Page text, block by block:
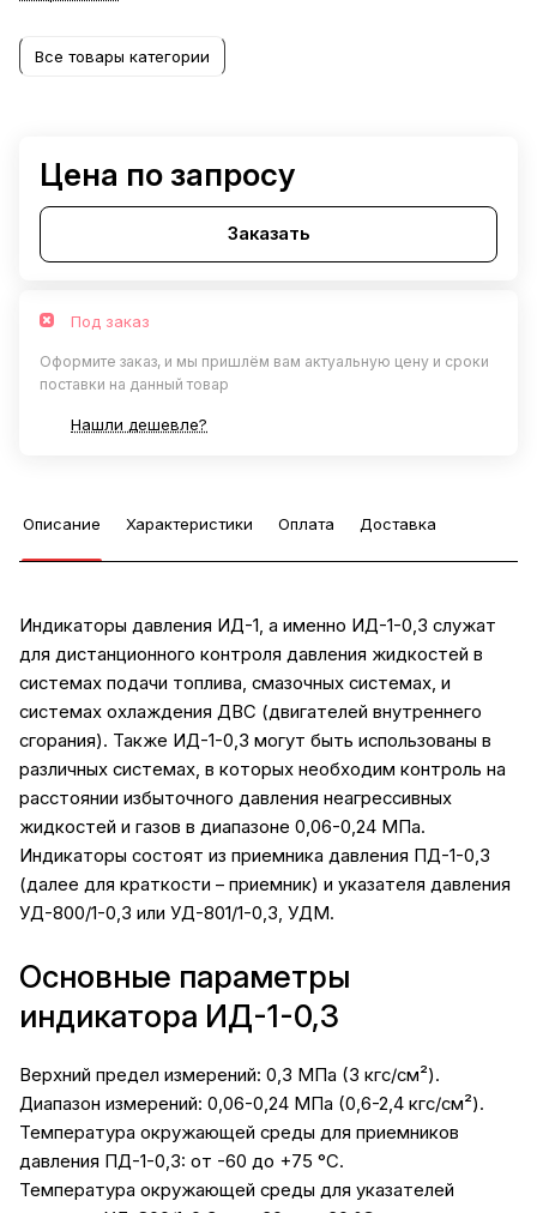
Все товары категории
Цена по запросу
Заказать
Под заказ
Оформите заказ, и мы пришлём вам актуальную цену и сроки
поставки на данный товар
Нашли дешевле?
Описание Характеристики Оплата Доставка
Индикаторы давления ИД-1, а именно ИД-1-0,3 служат
для дистанционного контроля давления жидкостей в
системах подачи топлива, смазочных системах, и
системах охлаждения ДВС (двигателей внутреннего
сгорания). Также ИД-1-0,3 могут быть использованы в
различных системах, в которых необходим контроль на
расстоянии избыточного давления неагрессивных
жидкостей и газов в диапазоне 0,06-0,24 МПа.
Индикаторы состоят из приемника давления ПД-1-0,3
(далее для краткости – приемник) и указателя давления
УД-800/1-0,3 или УД-801/1-0,3, УДМ.
Основные параметры
индикатора ИД-1-0,3
Верхний предел измерений: 0,3 МПа (3 кгс/см²).
Диапазон измерений: 0,06-0,24 МПа (0,6-2,4 кгс/см²).
Температура окружающей среды для приемников
давления ПД-1-0,3: от -60 до +75 °С.
Температура окружающей среды для указателей